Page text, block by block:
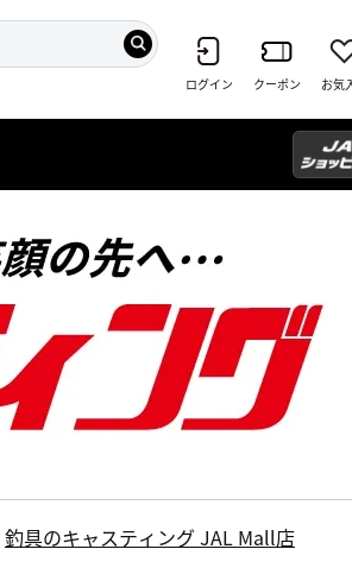
ログイン クーポン お気
釣具のキャスティング JAL Mall店